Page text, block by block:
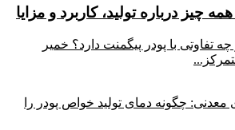
چیز درباره تولید، کاربرد و مزایا
تفاوتی با پودر پیگمنت دارد؟ خمیر